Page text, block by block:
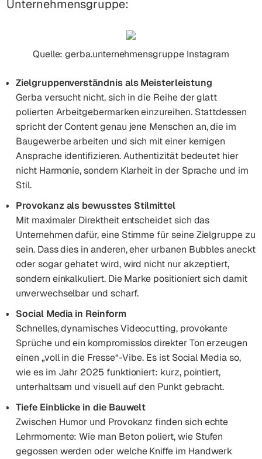
Unternehmensgruppe:
Quelle: gerba.unternehmensgruppe Instagram
Zielgruppenverständnis als Meisterleistung
Gerba versucht nicht, sich in die Reihe der glatt
polierten Arbeitgebermarken einzureihen. Stattdessen
spricht der Content genau jene Menschen an, die im
Baugewerbe arbeiten und sich mit einer kernigen
Ansprache identifizieren. Authentizität bedeutet hier
nicht Harmonie, sondern Klarheit in der Sprache und im
Stil.
Provokanz als bewusstes Stilmittel
Mit maximaler Direktheit entscheidet sich das
Unternehmen dafür, eine Stimme für seine Zielgruppe zu
sein. Dass dies in anderen, eher urbanen Bubbles aneckt
oder sogar gehatet wird, wird nicht nur akzeptiert,
sondern einkalkuliert. Die Marke positioniert sich damit
unverwechselbar und scharf.
Social Media in Reinform
Schnelles, dynamisches Videocutting, provokante
Sprüche und ein kompromisslos direkter Ton erzeugen
einen „voll in die Fresse“-Vibe. Es ist Social Media so,
wie es im Jahr 2025 funktioniert: kurz, pointiert,
unterhaltsam und visuell auf den Punkt gebracht.
Tiefe Einblicke in die Bauwelt
Zwischen Humor und Provokanz finden sich echte
Lehrmomente: Wie man Beton poliert, wie Stufen
gegossen werden oder welche Kniffe im Handwerk